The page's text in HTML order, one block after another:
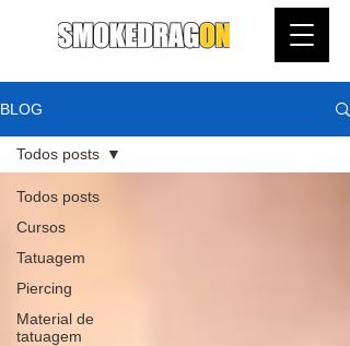
BLOG
Todos posts
Cursos
Tatuagem
Piercing
Material de
tatuagem
Todos posts